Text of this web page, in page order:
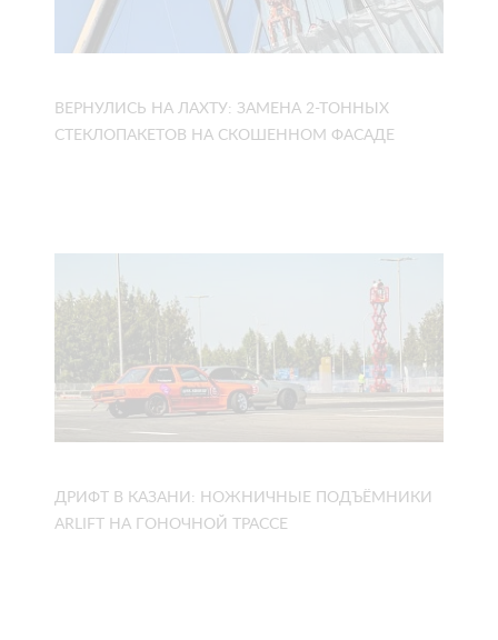
ВЕРНУЛИСЬ НА ЛАХТУ: ЗАМЕНА 2-ТОННЫХ
СТЕКЛОПАКЕТОВ НА СКОШЕННОМ ФАСАДЕ
ДРИФТ В КАЗАНИ: НОЖНИЧНЫЕ ПОДЪЁМНИКИ
ARLIFT НА ГОНОЧНОЙ ТРАССЕ